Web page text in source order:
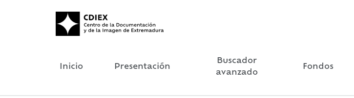
Inicio Presentación
Buscador
avanzado
Fondos